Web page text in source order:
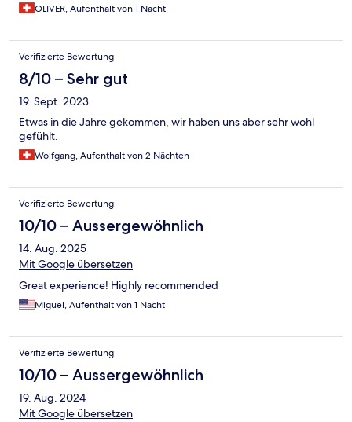
OLIVER, Aufenthalt von 1 Nacht
Verifizierte Bewertung
8/10 – Sehr gut
19. Sept. 2023
Etwas in die Jahre gekommen, wir haben uns aber sehr wohl
gefühlt.
Wolfgang, Aufenthalt von 2 Nächten
Verifizierte Bewertung
10/10 – Aussergewöhnlich
14. Aug. 2025
Mit Google übersetzen
Great experience! Highly recommended
Miguel, Aufenthalt von 1 Nacht
Verifizierte Bewertung
10/10 – Aussergewöhnlich
19. Aug. 2024
Mit Google übersetzen